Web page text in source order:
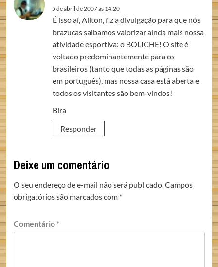
5 de abril de 2007 às 14:20
É isso aí, Ailton, fiz a divulgação para que nós
brazucas saibamos valorizar ainda mais nossa
atividade esportiva: o BOLICHE! O site é
voltado predominantemente para os
brasileiros (tanto que todas as páginas são
em português), mas nossa casa está aberta e
todos os visitantes são bem-vindos!
Bira
Responder
Deixe um comentário
O seu endereço de e-mail não será publicado.Campos
obrigatórios são marcados com *
Comentário *